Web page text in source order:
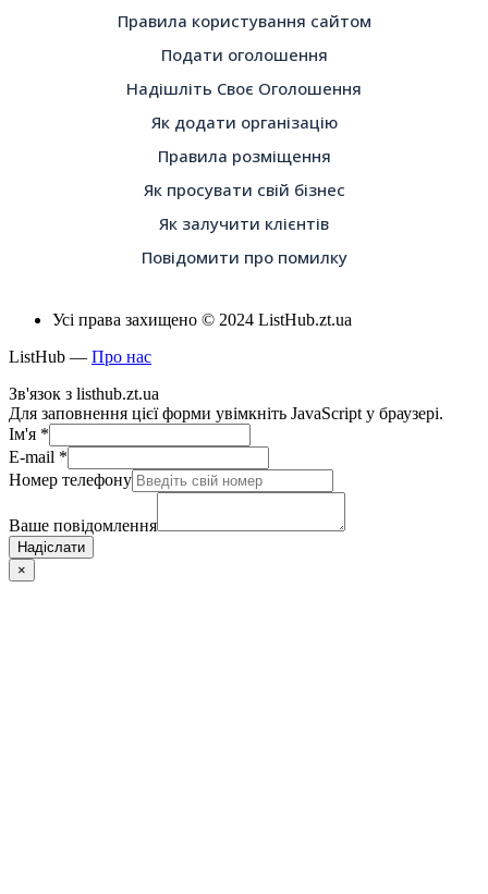
Правила користування сайтом
Подати оголошення
Надішліть Своє Оголошення
Як додати організацію
Правила розміщення
Як просувати свій бізнес
Як залучити клієнтів
Повідомити про помилку
Усі права захищено © 2024 ListHub.zt.ua
ListHub — Про нас
Зв'язок з listhub.zt.ua
Для заповнення цієї форми увімкніть JavaScript у браузері.
Ім'я *
E-mail *
Номер телефону
Ваше повідомлення
Надіслати
×